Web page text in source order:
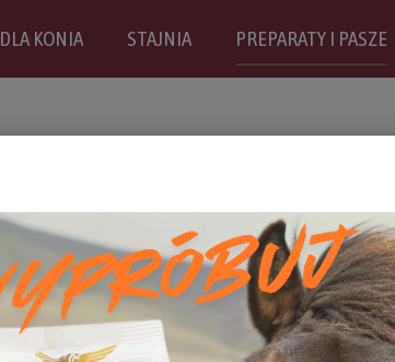
DLA KONIA STAJNIA PREPARATY I PASZE
smakołyki pielęgnacja kopyt
probiotyki do wyrobów skórzanych